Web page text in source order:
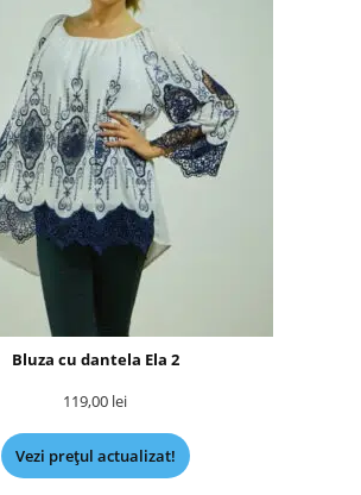
Bluza cu dantela Ela 2
119,00 lei
Vezi prețul actualizat!